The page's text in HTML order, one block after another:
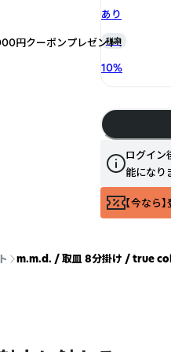
あり
税率
10%
ログイン
能になり
【今なら
m.m.d. / 取皿 8分掛け / true
円クーポンプレゼント！